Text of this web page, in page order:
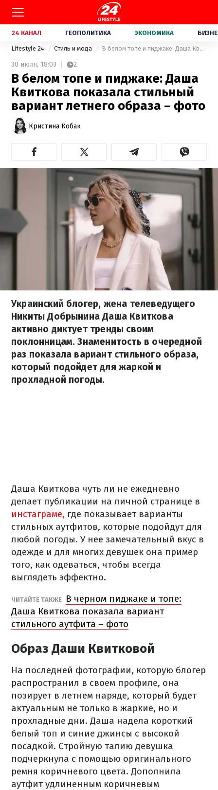
24 КАНАЛ ГЕОПОЛИТИКА ЭКОНОМИКА
Lifestyle 24 Стиль и мода В белом топе и пиджаке: Даша Квиткова показала стильный вариант летнего образа – фото
30 июля, 18:03 2
В белом топе и пиджаке: Даша
Квиткова показала стильный
вариант летнего образа – фото
Кристина Кобак
Украинский блогер, жена телеведущего
Никиты Добрынина Даша Квиткова
активно диктует тренды своим
поклонницам. Знаменитость в очередной
раз показала вариант стильного образа,
который подойдет для жаркой и
прохладной погоды.
Даша Квиткова чуть ли не ежедневно
делает публикации на личной странице в
инстаграме, где показывает варианты
стильных аутфитов, которые подойдут для
любой погоды. У нее замечательный вкус в
одежде и для многих девушек она пример
того, как одеваться, чтобы всегда
выглядеть эффектно.
ЧИТАЙТЕ ТАКЖЕ
В черном пиджаке и топе:
Даша Квиткова показала вариант
стильного аутфита – фото
Образ Даши Квитковой
На последней фотографии, которую блогер
распространил в своем профиле, она
позирует в летнем наряде, который будет
актуальным не только в жаркие, но и
прохладные дни. Даша надела короткий
белый топ и синие джинсы с высокой
посадкой. Стройную талию девушка
подчеркнула с помощью оригинального
ремня коричневого цвета. Дополнила
аутфит удлиненным коричневым